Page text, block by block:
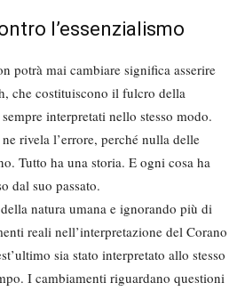
l’essenzialismo
potrà mai cambiare significa asserire
che costituiscono il fulcro della
interpretati nello stesso modo.
rivela l’errore, perché nulla delle
Tutto ha una storia. E ogni cosa ha
dal suo passato.
natura umana e ignorando più di
reali nell’interpretazione del Corano
sia stato interpretato allo stesso
I cambiamenti riguardano questioni